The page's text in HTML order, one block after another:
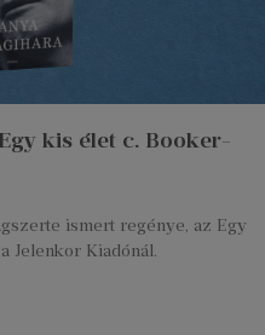
kis élet c. Booker-
ismert regénye, az Egy
Jelenkor Kiadónál.